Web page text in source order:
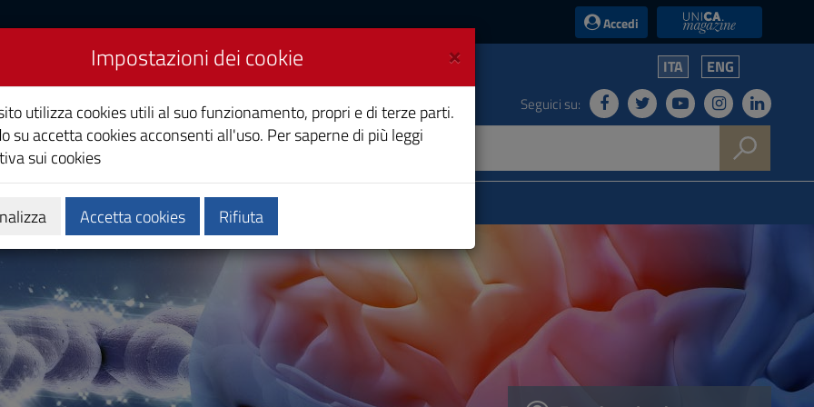
Accedi UniCA News
ITA ENG
Seguici su:
formativa Calendari e orari Servizi
×
Impostazioni dei cookie
utilizza cookies utili al suo funzionamento, propri e di terze parti.
su accetta cookies acconsenti all'uso. Per saperne di più leggi
sui cookies
Accetta cookies Rifiuta